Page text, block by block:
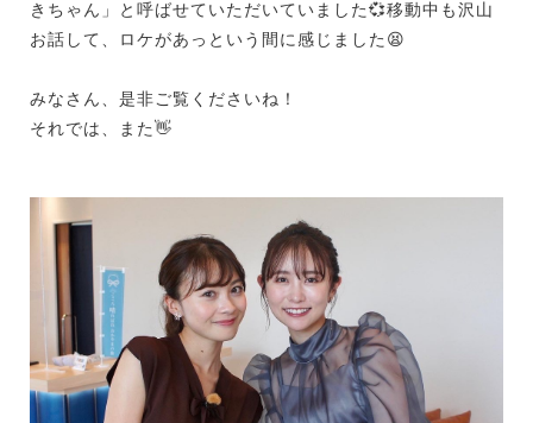
きちゃん」と呼ばせていただいていました💞移動中も沢山
お話して、ロケがあっという間に感じました😫
みなさん、是非ご覧くださいね！
それでは、また👋